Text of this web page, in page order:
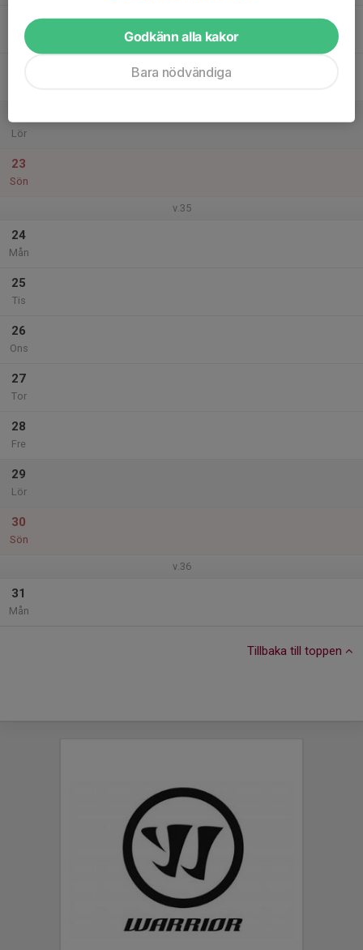
Tor
Lör
23
Sön
v.35
24
Mån
25
Tis
26
Ons
27
Tor
28
Fre
29
Lör
30
Sön
v.36
31
Mån
Tillbaka till toppen
Godkänn alla kakor
Bara nödvändiga